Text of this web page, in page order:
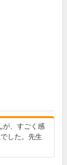
が、すごく感
した。先生